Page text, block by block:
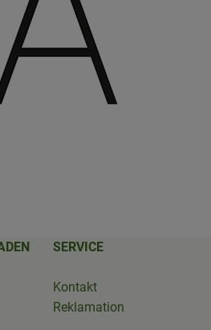
SERVICE
Kontakt
Reklamation